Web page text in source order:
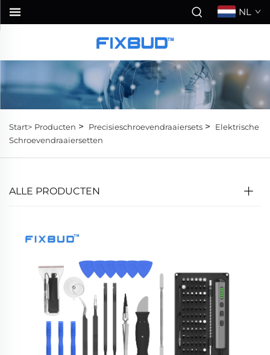
NL
Start> Producten > Precisieschroevendraaiersets >
Elektrische
Schroevendraaiersetten
ALLE PRODUCTEN